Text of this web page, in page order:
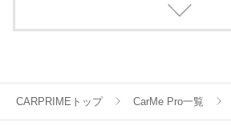
ンテナンス＆チューニングまでサポート。
CARPRIMEトップ CarMe Pro一覧